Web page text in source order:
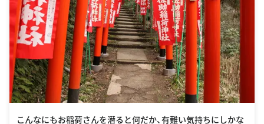
こんなにもお稲荷さんを潜ると何だか、有難い気持ちにしかな